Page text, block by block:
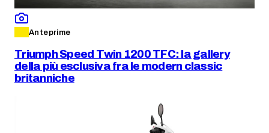
Anteprime
Triumph Speed Twin 1200 TFC: la gallery
della più esclusiva fra le modern classic
britanniche